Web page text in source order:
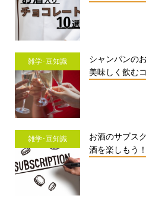
雑学･豆知識
シャンパンの
美味しく飲む
雑学･豆知識
お酒のサブス
酒を楽しもう！